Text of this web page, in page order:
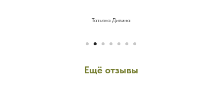
Елена
Татьяна Дивина
Ещё отзывы